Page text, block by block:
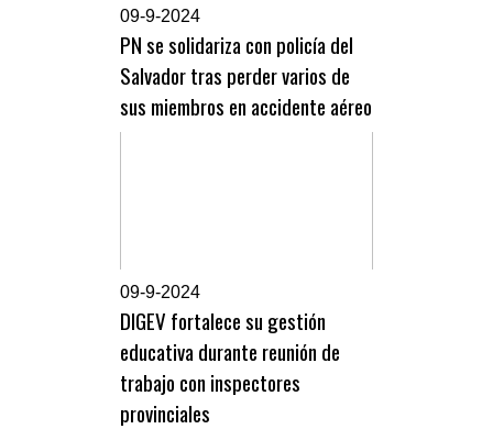
09-9-2024
PN se solidariza con policía del
Salvador tras perder varios de
sus miembros en accidente aéreo
09-9-2024
DIGEV fortalece su gestión
educativa durante reunión de
trabajo con inspectores
provinciales